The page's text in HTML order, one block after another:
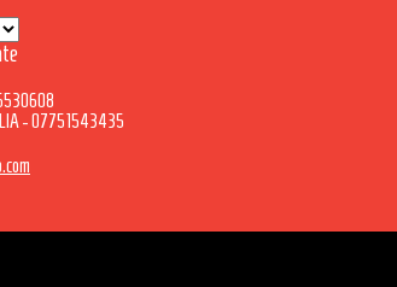
- 07751543435